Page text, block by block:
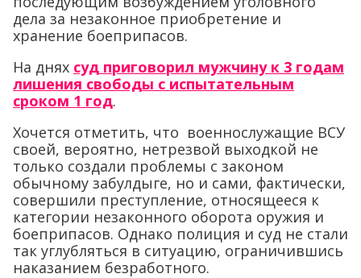
дела за незаконное приобретение и
хранение боеприпасов.
На днях суд приговорил мужчину к 3 годам
лишения свободы с испытательным
сроком 1 год.
Хочется отметить, что военнослужащие ВСУ
своей, вероятно, нетрезвой выходкой не
только создали проблемы с законом
обычному забулдыге, но и сами, фактически,
совершили преступление, относящееся к
категории незаконного оборота оружия и
боеприпасов. Однако полиция и суд не стали
так углубляться в ситуацию, ограничившись
наказанием безработного.